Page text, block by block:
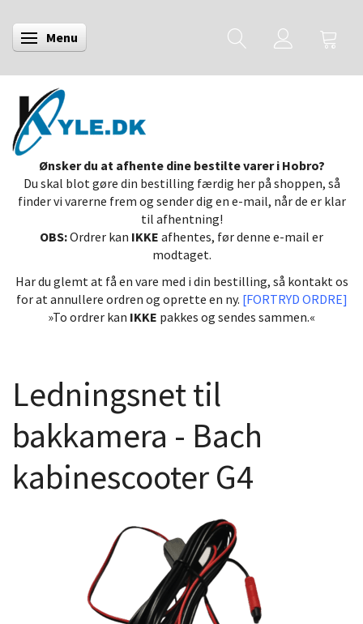
Skifte navigation
Menu
Ønsker du at afhente dine bestilte varer i Hobro?
Du skal blot gøre din bestilling færdig her på shoppen, så
finder vi varerne frem og sender dig en e-mail, når de er klar
til afhentning!
OBS:Ordrer kan IKKE afhentes, før denne e-mail er
modtaget.
Har du glemt at få en vare med i din bestilling, så kontakt os
for at annullere ordren og oprette en ny. [FORTRYD ORDRE]
»To ordrer kan IKKE pakkes og sendes sammen.«
Ledningsnet til
bakkamera - Bach
kabinescooter G4